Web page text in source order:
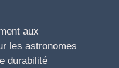
aux
les astronomes
durabilité